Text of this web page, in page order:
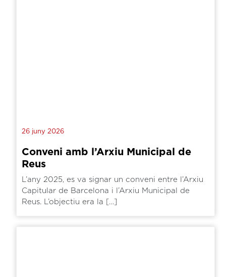
26 juny 2026
Conveni amb l’Arxiu Municipal de
Reus
L’any 2025, es va signar un conveni entre l’Arxiu
Capitular de Barcelona i l’Arxiu Municipal de
Reus. L’objectiu era la […]